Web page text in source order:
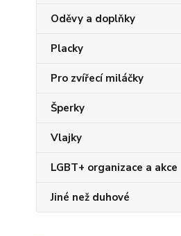
Oděvy a doplňky
Placky
Pro zvířecí miláčky
Šperky
Vlajky
LGBT+ organizace a akce
Jiné než duhové